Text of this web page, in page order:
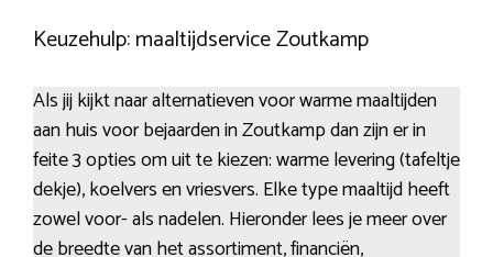
Keuzehulp: maaltijdservice Zoutkamp
Als jij kijkt naar alternatieven voor warme maaltijden
aan huis voor bejaarden in Zoutkamp dan zijn er in
feite 3 opties om uit te kiezen: warme levering (tafeltje
dekje), koelvers en vriesvers. Elke type maaltijd heeft
zowel voor- als nadelen. Hieronder lees je meer over
de breedte van het assortiment, financiën,